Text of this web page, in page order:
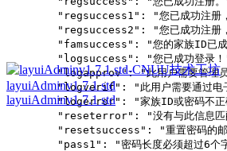
"regsuccess1": "您已成功注册，
"regsuccess2": "您已成功注册，
"famsuccess": "您的家族ID已成
"logsuccess": "您已成功登录！
"logapprov": "此用户需要管理员
"logverif": "此用户需要通过电
"logerror": "家族ID或密码不正
"reseterror": "没有与此信息匹
"resetsuccess": "重置密码的邮
"pass1": "密码长度必须超过6个
layuiAdminv1.7.1 std
layuiAdminv1.7.1 std